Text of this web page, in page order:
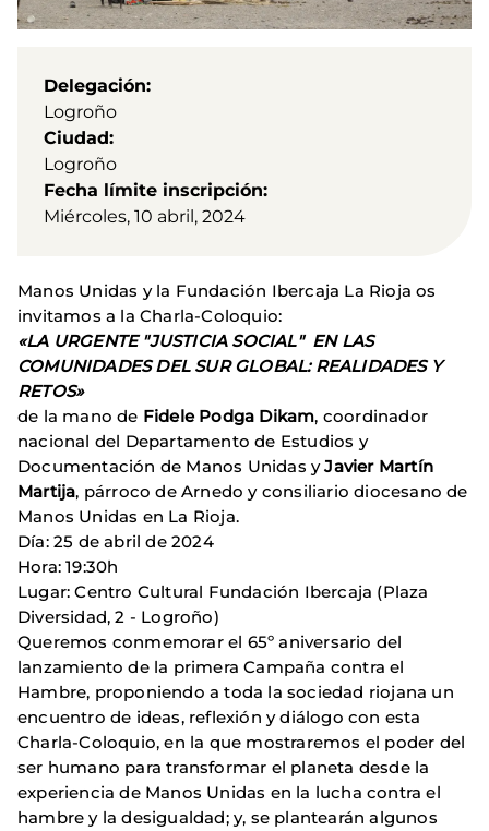
Delegación
Logroño
Ciudad
Logroño
Fecha límite inscripción
Miércoles, 10 abril, 2024
Manos Unidas y la Fundación Ibercaja La Rioja os
invitamos a la Charla-Coloquio:
«LA URGENTE "JUSTICIA SOCIAL" EN LAS
COMUNIDADES DEL SUR GLOBAL: REALIDADES Y
RETOS»
de la mano de Fidele Podga Dikam, coordinador
nacional del Departamento de Estudios y
Documentación de Manos Unidas yJavier Martín
Martija, párroco de Arnedo y consiliario diocesano de
Manos Unidas en La Rioja.
Día: 25 de abril de 2024
Hora: 19:30h
Lugar: Centro Cultural Fundación Ibercaja (Plaza
Diversidad, 2 - Logroño)
Queremos conmemorar el 65º aniversario del
lanzamiento de la primera Campaña contra el
Hambre, proponiendo a toda la sociedad riojana un
encuentro de ideas, reflexión y diálogo con esta
Charla-Coloquio, en la que mostraremos el poder del
ser humano para transformar el planeta desde la
experiencia de Manos Unidas en la lucha contra el
hambre y la desigualdad; y, se plantearán algunos